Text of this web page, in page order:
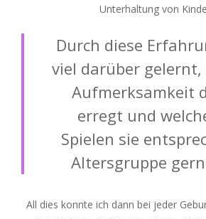
Unterhaltung von
Durch diese
viel darüber gelernt,
Aufmerksamkeit
erregt und
Spielen sie
Altersgruppe
All dies konnte ich dann bei jeder